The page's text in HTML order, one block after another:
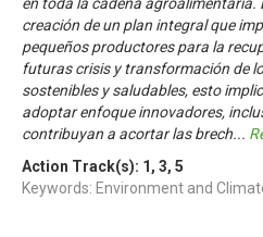
creación de un plan integral que
pequeños productores para la
futuras crisis y transformación de
sostenibles y saludables, esto
adoptar enfoque innovadores,
contribuyan a acortar las brech...
Action Track(s): 1 , 3, 5
Keywords: Environment and